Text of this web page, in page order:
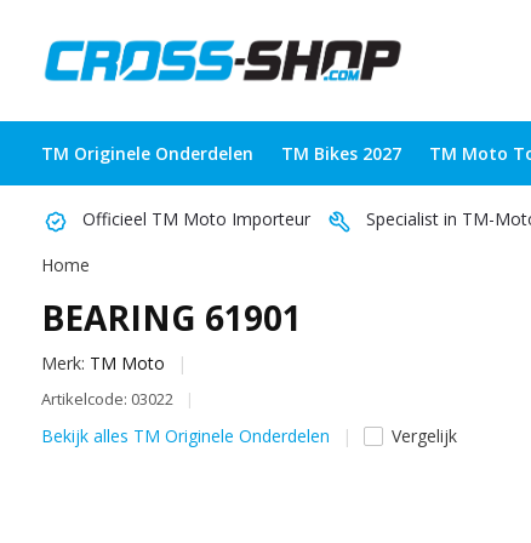
TM Originele Onderdelen TM Bikes 2027 TM Moto
Officieel TM Moto Importeur Specialist in TM-
Home
BEARING 61901
Merk: TM Moto
Artikelcode: 03022
Bekijk alles TM Originele Onderdelen Vergelijk